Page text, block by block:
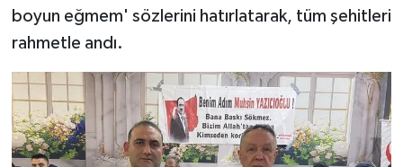
boyun eğmem' sözlerini hatırlatarak, tüm şehitleri
rahmetle andı.